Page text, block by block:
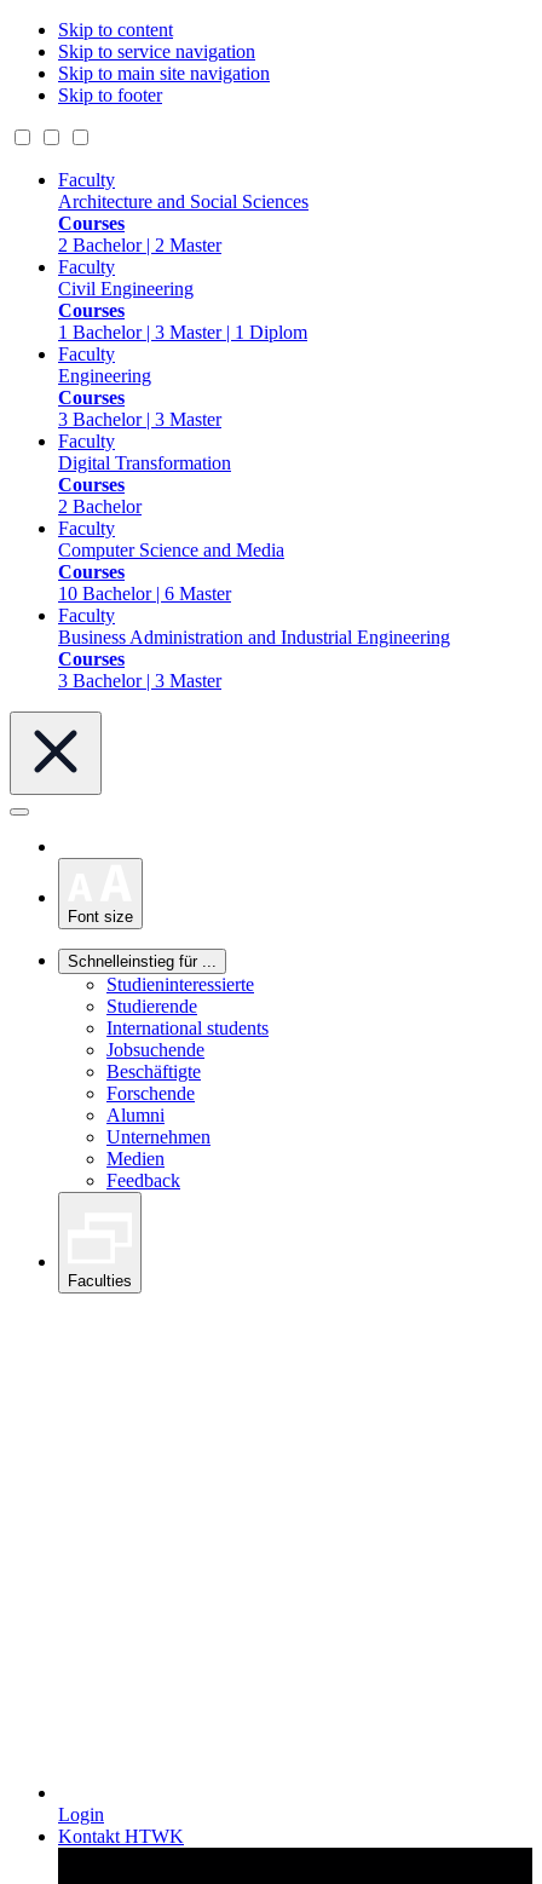
Skip to content
Skip to service navigation
Skip to main site navigation
Skip to footer
Faculty
Architecture and Social Sciences
Courses
2 Bachelor | 2 Master
Faculty
Civil Engineering
Courses
1 Bachelor | 3 Master | 1 Diplom
Faculty
Engineering
Courses
3 Bachelor | 3 Master
Faculty
Digital Transformation
Courses
2 Bachelor
Faculty
Computer Science and Media
Courses
10 Bachelor | 6 Master
Faculty
Business Administration and Industrial Engineering
Courses
3 Bachelor | 3 Master
Font size
Schnelleinstieg für ...
Studieninteressierte
Studierende
International students
Jobsuchende
Beschäftigte
Forschende
Alumni
Unternehmen
Medien
Feedback
Faculties
Login
Kontakt HTWK